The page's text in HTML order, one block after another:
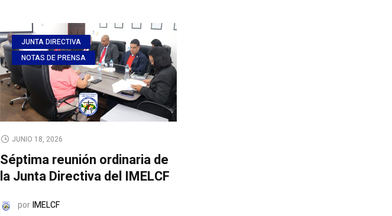
JUNTA DIRECTIVA
NOTAS DE PRENSA
JUNIO 18, 2026
Séptima reunión ordinaria de
la Junta Directiva del IMELCF
porIMELCF